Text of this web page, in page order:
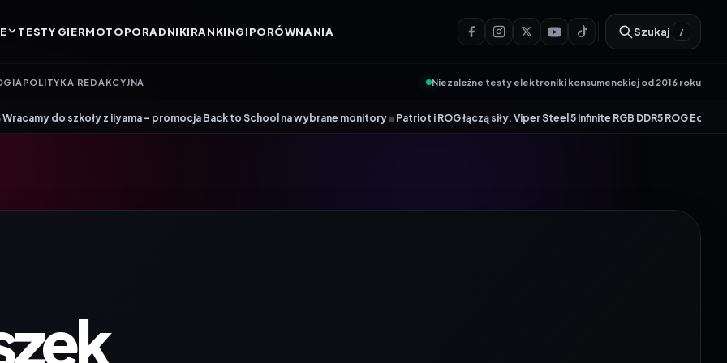
TESTY GIERMOTOPORADNIKIRANKINGIPORÓWNANIA Szukaj /
POLITYKA REDAKCYJNA Niezależne testy elektroniki konsumenckiej od 2016 roku
z iiyama – promocja Back to School na wybrane monitory•Patriot i ROG łączą siły. Viper Steel 5 Infinite RGB DDR5 ROG Edition oferuje